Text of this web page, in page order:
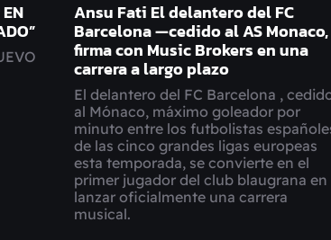
Ansu Fati El delantero del FC
Barcelona —cedido al AS Monaco,
firma con Music Brokers en una
carrera a largo plazo
El delantero del FC Barcelona ,
al Mónaco, máximo goleador por
minuto entre los futbolistas
de las cinco grandes ligas europeas
esta temporada, se convierte en el
primer jugador del club blaugrana en
lanzar oficialmente una carrera
musical.